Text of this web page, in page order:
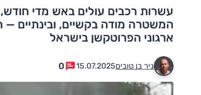
עשרות רכבים עולים באש מדי חודש,
המשטרה מודה בקשיים, ובינתיים
ארגוני הפרוטקשן בישראל
ניר בן טובים15.07.2025
0